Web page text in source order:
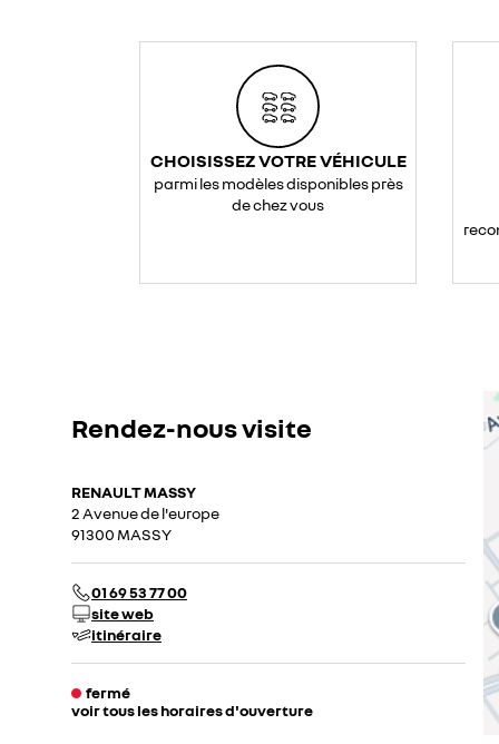
CHOISISSEZ VOTRE VÉHICULE
parmi les modèles disponibles près
de chez vous
Rendez-nous visite
RENAULT MASSY
2 Avenue de l'europe
91300 MASSY
01 69 53 77 00
site web
itinéraire
fermé
voir tous les horaires d'ouverture